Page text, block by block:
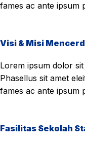
fames ac ante ipsum
Visi & Misi
Lorem ipsum dolor
Phasellus sit amet
fames ac ante ipsum
Fasilitas Sekolah